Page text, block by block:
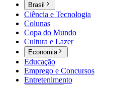
Brasil
Ciência e Tecnologia
Colunas
Copa do Mundo
Cultura e Lazer
Economia
Educação
Emprego e Concursos
Entretenimento